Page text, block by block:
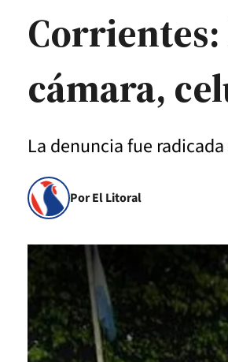
cámara,
La denuncia fue
Por El Litoral